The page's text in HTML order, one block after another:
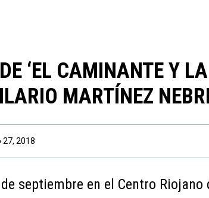
‘EL CAMINANTE Y
MARTÍNEZ
27, 2018
septiembre en el Centro Riojano